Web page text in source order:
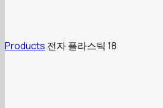
Products 전자 플라스틱 18